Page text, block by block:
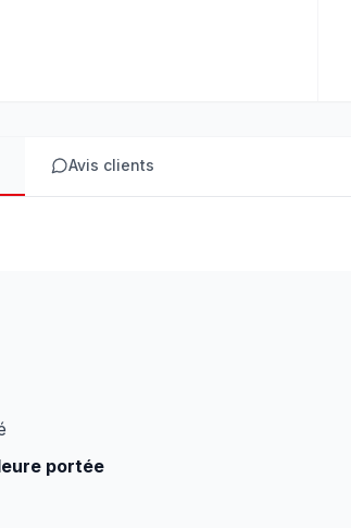
Avis clients
portée